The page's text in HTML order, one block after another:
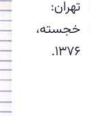
ت‍ه‍ران‌:
خ‍ج‍س‍ت‍ه‌‏‫‏،
۱۳۷۶.‏‬‏‬